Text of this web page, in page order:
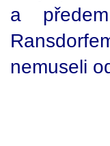
a
nemuseli